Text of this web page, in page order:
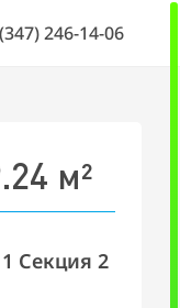
246-14-06
м²
Секция 2